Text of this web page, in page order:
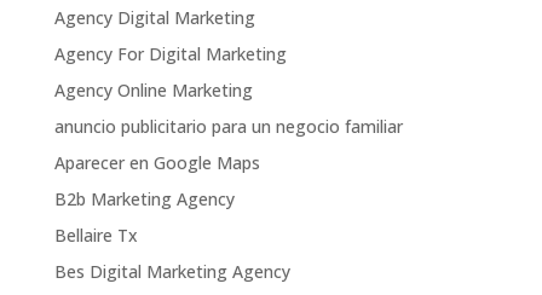
Agency Digital Marketing
Agency For Digital Marketing
Agency Online Marketing
anuncio publicitario para un negocio familiar
Aparecer en Google Maps
B2b Marketing Agency
Bellaire Tx
Bes Digital Marketing Agency